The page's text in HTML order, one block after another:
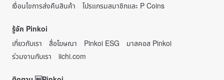
เงื่อนไขการส่งคืนสินค้า
โปรแกรมสมาชิกและ P Coins
รู้จัก Pinkoi
เกี่ยวกับเรา
สื่อโฆษณา Pinkoi ESG
มาสคอส Pinkoi
ร่วมงานกับเรา
iichi.com